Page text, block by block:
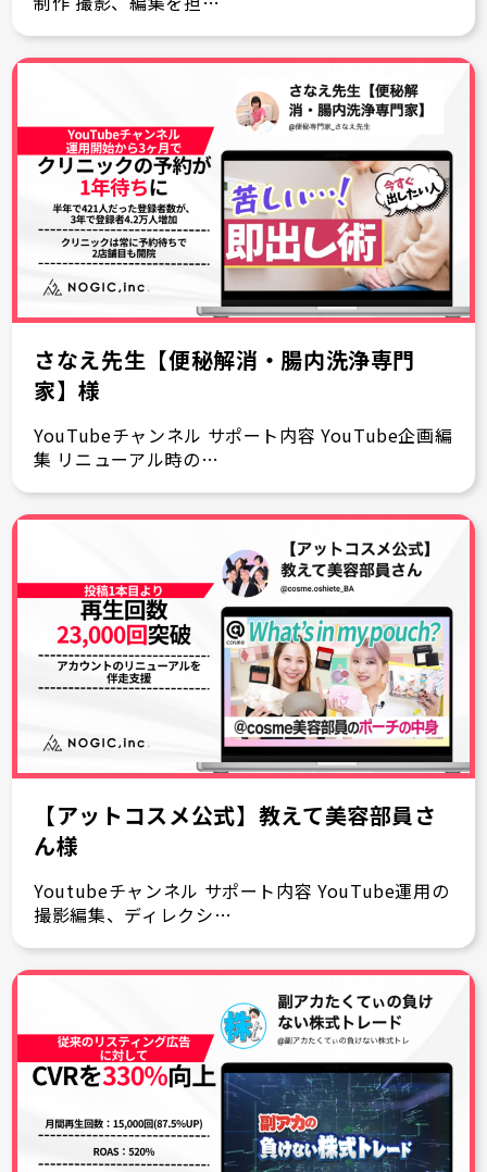
さなえ先生【便秘解消・腸内洗浄専門
家】様
YouTubeチャンネル サポート内容 YouTube企画編
集 リニューアル時の…
【アットコスメ公式】教えて美容部員さ
ん様
Youtubeチャンネル サポート内容 YouTube運用の
撮影編集、ディレクシ…